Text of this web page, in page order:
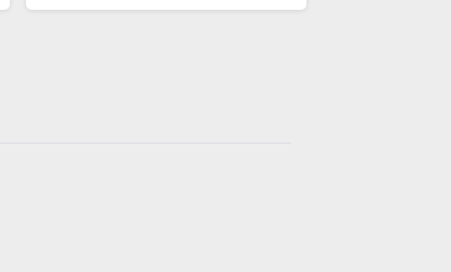
profissional e familiar.